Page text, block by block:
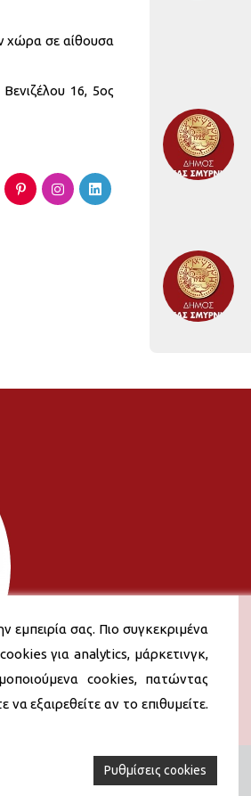
χώρα σε αίθουσα
16, 5ος
εμπειρία σας. Πιο συγκεκριμένα
για analytics, μάρκετινγκ,
cookies, πατώντας
εξαιρεθείτε αν το επιθυμείτε.
Ρυθμίσεις cookies